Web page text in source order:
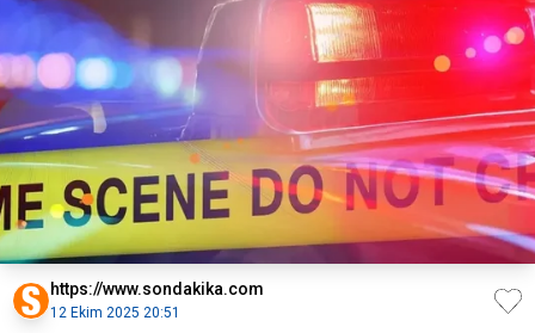
https://www.sondakika.com
12 Ekim 2025 20:51